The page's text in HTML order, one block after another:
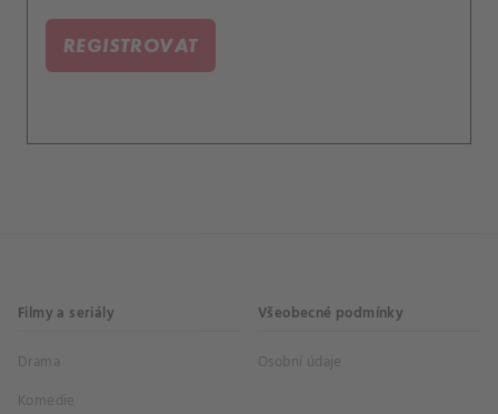
REGISTROVAT
Filmy a seriály
Drama
Komedie
Všeobecné podmínky
Osobní údaje